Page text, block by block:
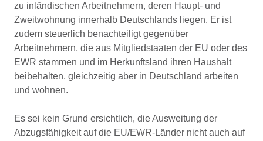
zu inländischen Arbeitnehmern, deren Haupt- und
Zweitwohnung innerhalb Deutschlands liegen. Er ist
zudem steuerlich benachteiligt gegenüber
Arbeitnehmern, die aus Mitgliedstaaten der EU oder des
EWR stammen und im Herkunftsland ihren Haushalt
beibehalten, gleichzeitig aber in Deutschland arbeiten
und wohnen.
Es sei kein Grund ersichtlich, die Ausweitung der
Abzugsfähigkeit auf die EU/EWR-Länder nicht auch auf